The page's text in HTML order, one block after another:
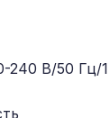
240 В/50 Гц/